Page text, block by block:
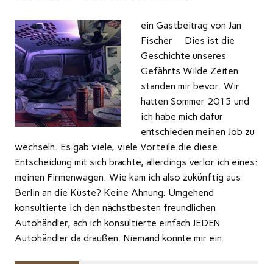
ein Gastbeitrag von Jan
Fischer Dies ist die
Geschichte unseres
Gefährts Wilde Zeiten
standen mir bevor. Wir
hatten Sommer 2015 und
ich habe mich dafür
entschieden meinen Job zu
wechseln. Es gab viele, viele Vorteile die diese
Entscheidung mit sich brachte, allerdings verlor ich eines:
meinen Firmenwagen. Wie kam ich also zukünftig aus
Berlin an die Küste? Keine Ahnung. Umgehend
konsultierte ich den nächstbesten freundlichen
Autohändler, ach ich konsultierte einfach JEDEN
Autohändler da draußen. Niemand konnte mir ein